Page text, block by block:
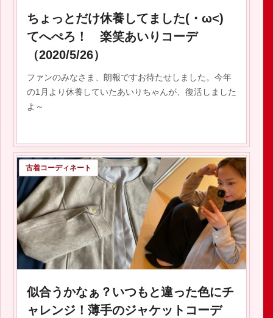
ちょっとだけ休養してました(・ω<)
てへぺろ！ 楽笑あいりコーデ
（2020/5/26）
ファンのみなさま、朗報ですお待たせしました。今年
の1月より休養していたあいりちゃんが、復活しました
よ～
2020.05.26
古着コーディネート
似合うかなぁ？いつもと違った色にチ
ャレンジ！薄手のジャケットコーデ